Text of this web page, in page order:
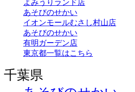
よみうりランド店
あそびのせかい
イオンモールむさし村山店
あそびのせかい
有明ガーデン店
東京都一覧はこちら
千葉県